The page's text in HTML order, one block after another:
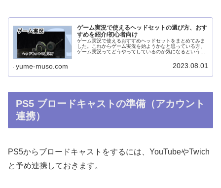
ゲーム実況で使えるヘッドセットの選び方、おす
すめを紹介/初心者向け
ゲーム実況で使えるおすすめヘッドセットをまとめてみま
した。これからゲーム実況を始ようかなと思っている方、
ゲーム実況ってどうやってしているのか気になるという方
yume-muso.com 2023.08.01
PS5 ブロードキャストの準備（アカウント
連携）
PS5からブロードキャストをするには、YouTubeやTwich
と予め連携しておきます。